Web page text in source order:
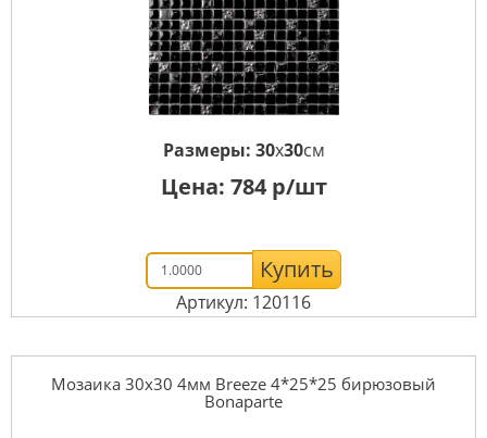
Размеры: 30x30см
Цена: 784р/шт
Купить
Артикул: 120116
Мозаика 30x30 4мм Breeze 4*25*25 бирюзовый
Bonaparte